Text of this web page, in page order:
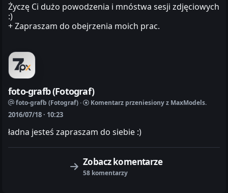
Życzę Ci dużo powodzenia i mnóstwa sesji zdjęciowych
:)
+ Zapraszam do obejrzenia moich prac.
foto-grafb (Fotograf)
foto-grafb (Fotograf) · Komentarz przeniesiony z MaxModels.
2016/07/18 · 10:23
ładna jesteś zapraszam do siebie :)
Zobacz komentarze
58 komentarzy